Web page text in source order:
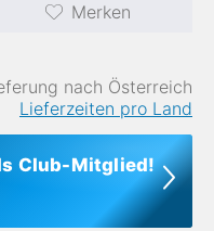
Merken
nach Österreich
Lieferzeiten pro Land
Club-Mitglied!